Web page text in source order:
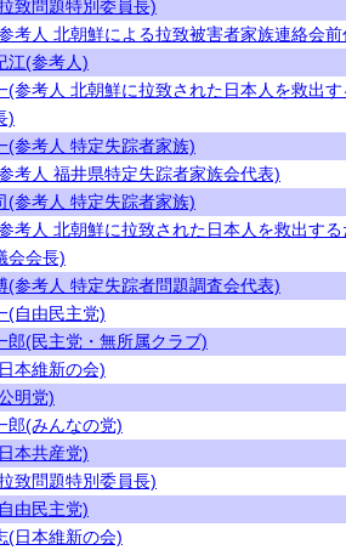
致問題特別委員長)
考人 北朝鮮による拉致被害者家族連絡会
江(参考人)
(参考人 北朝鮮に拉致された日本人を救出す
)
(参考人 特定失踪者家族)
考人 福井県特定失踪者家族会代表)
(参考人 特定失踪者家族)
考人 北朝鮮に拉致された日本人を救出する
会会長)
(参考人 特定失踪者問題調査会代表)
(自由民主党)
郎(民主党・無所属クラブ)
本維新の会)
明党)
郎(みんなの党)
本共産党)
致問題特別委員長)
由民主党)
(日本維新の会)